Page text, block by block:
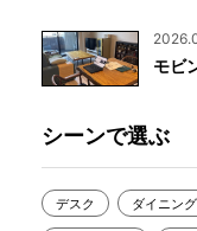
モビ
シーンで選ぶ
デスク ダイニン